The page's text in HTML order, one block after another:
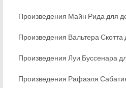
Произведения Майн Рида для
Произведения Вальтера Скотта
Произведения Луи Буссенара
Произведения Рафаэля